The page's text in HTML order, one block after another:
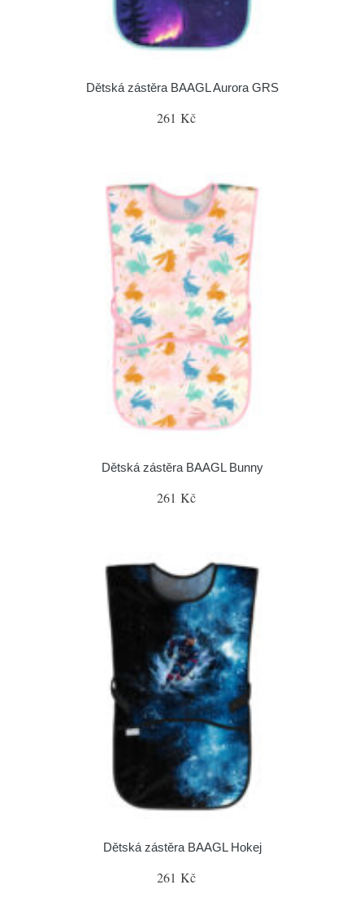
Dětská zástěra BAAGL Aurora GRS
261 Kč
Dětská zástěra BAAGL Bunny
261 Kč
Dětská zástěra BAAGL Hokej
261 Kč